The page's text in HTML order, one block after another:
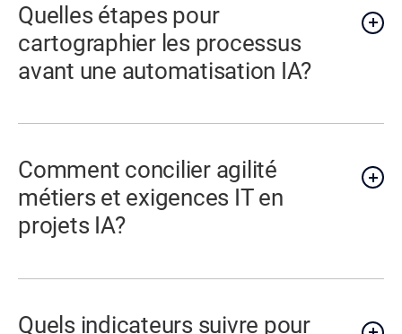
Quelles étapes pour
cartographier les processus
avant une automatisation IA?
Comment concilier agilité
métiers et exigences IT en
projets IA?
Quels indicateurs suivre pour